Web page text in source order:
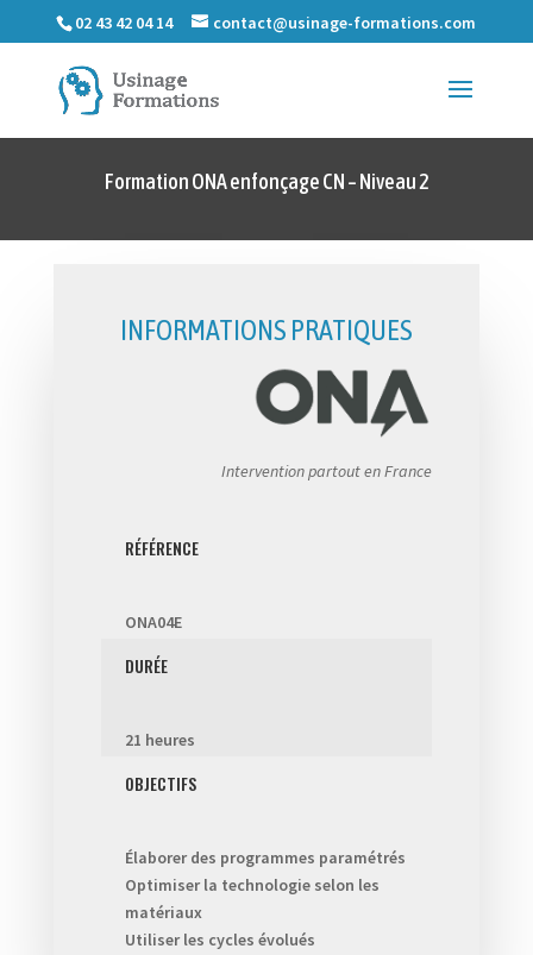
02 43 42 04 14 contact@usinage-formations.com
Formation ONA enfonçage CN – Niveau 2
INFORMATIONS PRATIQUES
Intervention partout en France
RÉFÉRENCE
ONA04E
DURÉE
21 heures
OBJECTIFS
Élaborer des programmes paramétrés
Optimiser la technologie selon les
matériaux
Utiliser les cycles évolués